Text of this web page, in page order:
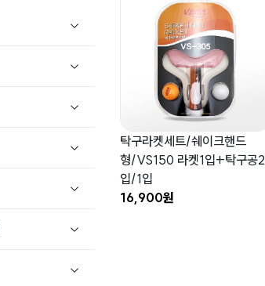
탁구라켓세트/쉐이크핸드
형/VS150 라켓1입+탁구공2
입/1입
16,900원